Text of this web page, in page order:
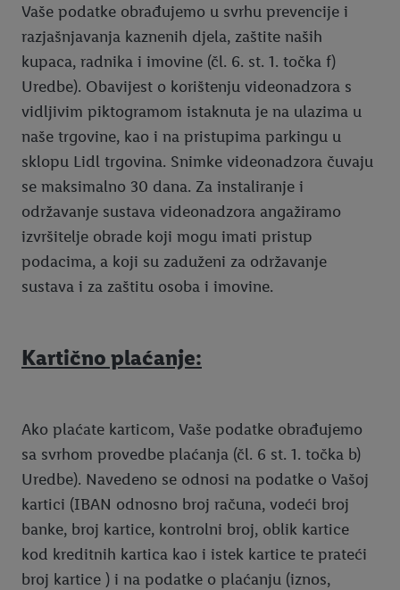
Vaše podatke obrađujemo u svrhu prevencije i
razjašnjavanja kaznenih djela, zaštite naših
kupaca, radnika i imovine (čl. 6. st. 1. točka f)
Uredbe). Obavijest o korištenju videonadzora s
vidljivim piktogramom istaknuta je na ulazima u
naše trgovine, kao i na pristupima parkingu u
sklopu Lidl trgovina. Snimke videonadzora čuvaju
se maksimalno 30 dana. Za instaliranje i
održavanje sustava videonadzora angažiramo
izvršitelje obrade koji mogu imati pristup
podacima, a koji su zaduženi za održavanje
sustava i za zaštitu osoba i imovine.
Kartično plaćanje:
Ako plaćate karticom, Vaše podatke obrađujemo
sa svrhom provedbe plaćanja (čl. 6 st. 1. točka b)
Uredbe). Navedeno se odnosi na podatke o Vašoj
kartici (IBAN odnosno broj računa, vodeći broj
banke, broj kartice, kontrolni broj, oblik kartice
kod kreditnih kartica kao i istek kartice te prateći
broj kartice ) i na podatke o plaćanju (iznos,